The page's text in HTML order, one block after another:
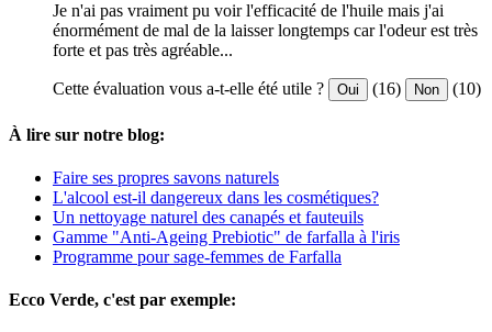
Je n'ai pas vraiment pu voir l'efficacité de l'huile mais j'ai
énormément de mal de la laisser longtemps car l'odeur est très
forte et pas très agréable...
Cette évaluation vous a-t-elle été utile ? Oui (16) Non (10)
À lire sur notre blog:
Faire ses propres savons naturels
L'alcool est-il dangereux dans les cosmétiques?
Un nettoyage naturel des canapés et fauteuils
Gamme "Anti-Ageing Prebiotic" de farfalla à l'iris
Programme pour sage-femmes de Farfalla
Ecco Verde, c'est par exemple: